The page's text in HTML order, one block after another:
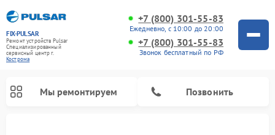
FIX-PULSAR
Ремонт устройств Pulsar
Специализированный
cервисный центр г.
Кострома
+7 (800) 301-55-83
Ежедневно, с 10:00 до 20:00
+7 (800) 301-55-83
Звонок бесплатный по РФ
Мы ремонтируем Позвонить